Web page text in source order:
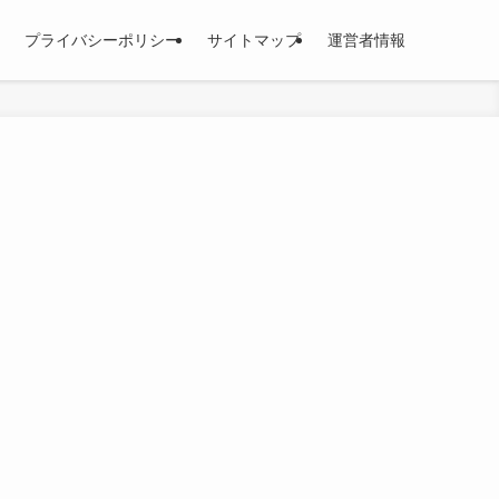
プライバシーポリシー サイトマップ 運営者情報